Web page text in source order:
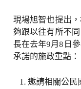
現場旭智也提出
夠跟以往有所不
長在去年9月8日
承諾的施政重點：
邀請相關公民